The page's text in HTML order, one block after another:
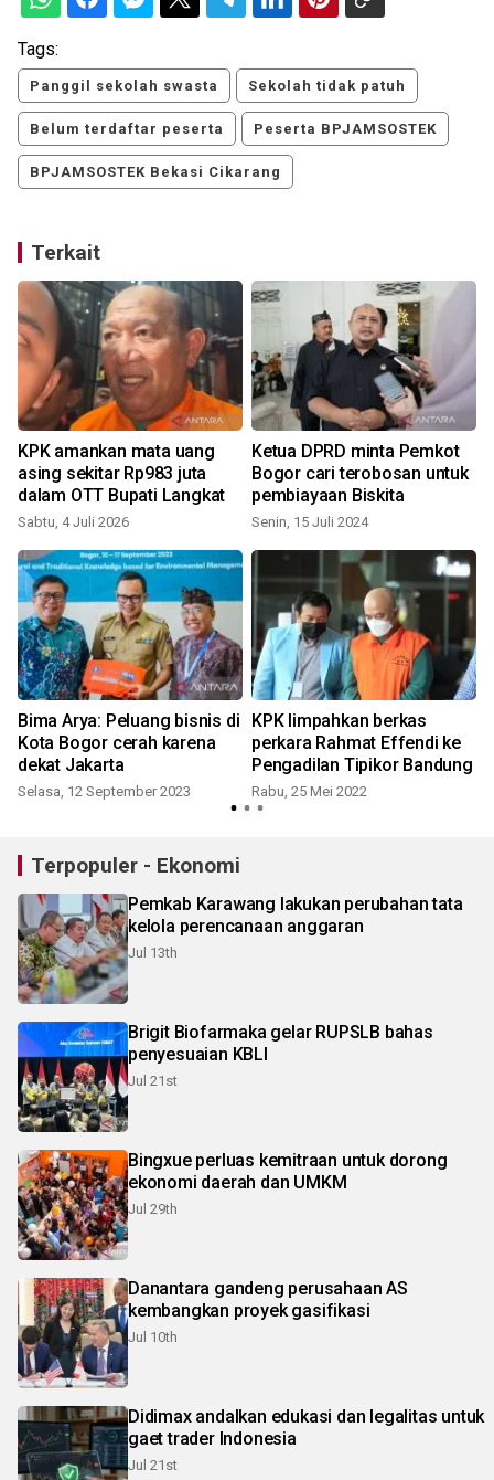
Tags:
Panggil sekolah swasta Sekolah tidak patuh
Belum terdaftar peserta Peserta BPJAMSOSTEK
BPJAMSOSTEK Bekasi Cikarang
Terkait
KPK amankan mata uang
asing sekitar Rp983 juta
dalam OTT Bupati Langkat
Sabtu, 4 Juli 2026
Ketua DPRD minta Pemkot
Bogor cari terobosan untuk
pembiayaan Biskita
Senin, 15 Juli 2024
Bima Arya: Peluang bisnis di
Kota Bogor cerah karena
dekat Jakarta
Selasa, 12 September 2023
KPK limpahkan berkas
perkara Rahmat Effendi ke
Pengadilan Tipikor Bandung
Rabu, 25 Mei 2022
Terpopuler - Ekonomi
Pemkab Karawang lakukan perubahan tata
kelola perencanaan anggaran
Jul 13th
Brigit Biofarmaka gelar RUPSLB bahas
penyesuaian KBLI
Jul 21st
Bingxue perluas kemitraan untuk dorong
ekonomi daerah dan UMKM
Jul 29th
Danantara gandeng perusahaan AS
kembangkan proyek gasifikasi
Jul 10th
Didimax andalkan edukasi dan legalitas untuk
gaet trader Indonesia
Jul 21st